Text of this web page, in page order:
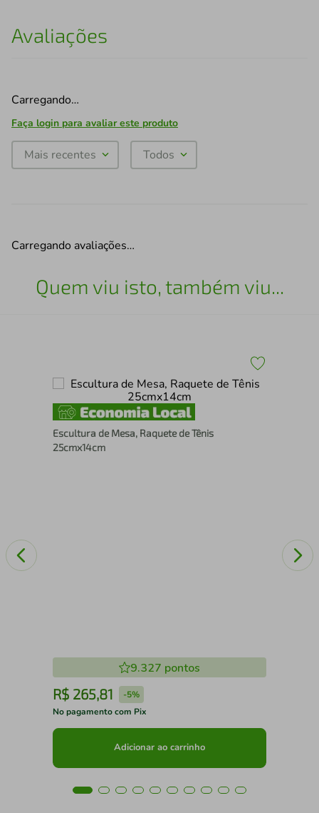
Avaliações
Carregando…
Faça login para avaliar este produto
Mais recentes Todos
Carregando avaliações…
Quem viu isto, também viu...
Escultura de Mesa, Raquete de Tênis
25cmx14cm
9.327 pontos
R$ 265,81 -5%
No pagamento com Pix
Adicionar ao carrinho